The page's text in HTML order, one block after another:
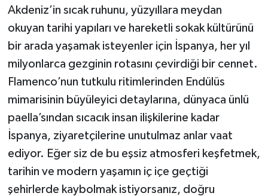
Akdeniz’in sıcak ruhunu, yüzyıllara meydan
okuyan tarihi yapıları ve hareketli sokak kültürünü
bir arada yaşamak isteyenler için İspanya, her yıl
milyonlarca gezginin rotasını çevirdiği bir cennet.
Flamenco’nun tutkulu ritimlerinden Endülüs
mimarisinin büyüleyici detaylarına, dünyaca ünlü
paella’sından sıcacık insan ilişkilerine kadar
İspanya, ziyaretçilerine unutulmaz anlar vaat
ediyor. Eğer siz de bu eşsiz atmosferi keşfetmek,
tarihin ve modern yaşamın iç içe geçtiği
şehirlerde kaybolmak istiyorsanız, doğru